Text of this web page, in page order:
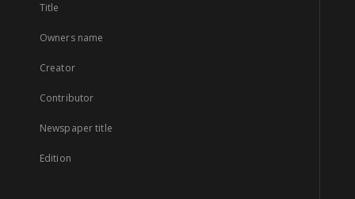
Title
Owners name
Creator
Contributor
Newspaper title
Edition